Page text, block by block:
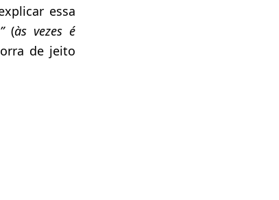
essa
(às vezes é
de jeito